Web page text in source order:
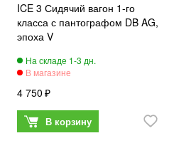
ICE 3 Сидячий вагон 1-го
класса с пантографом DB AG,
эпоха V
4 750